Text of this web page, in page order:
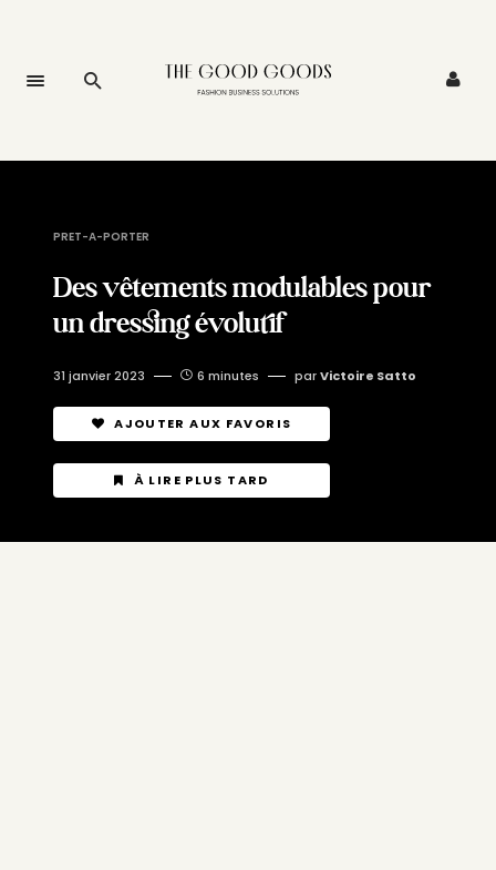
PRET-A-PORTER
Des vêtements modulables pour
un dressing évolutif
31 janvier 2023 6 minutes parVictoire Satto
AJOUTER AUX FAVORIS
À LIRE PLUS TARD